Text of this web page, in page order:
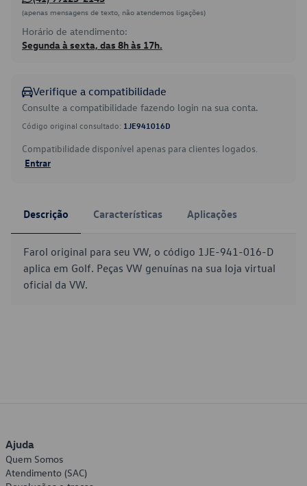
(apenas mensagens de texto, não atendemos ligações)
Horário de atendimento:
Segunda à sexta, das 8h às 17h.
Verifique a compatibilidade
Consulte a compatibilidade fazendo login na sua conta.
Código original consultado: 1JE941016D
Compatibilidade disponível apenas para clientes logados.
Entrar
Descrição Características Aplicações
Farol original para seu VW, o código 1JE-941-016-D
aplica em Golf. Peças VW genuínas na sua loja virtual
oficial da VW.
Ajuda
Quem Somos
Atendimento (SAC)